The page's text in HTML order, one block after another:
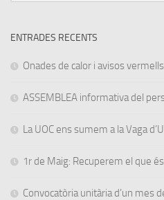
ENTRADES RECENTS
Onades de calor i avisos
ASSEMBLEA informativa del
La UOC ens sumem a la Vaga
1r de Maig: Recuperem el que
Convocatòria unitària d’un mes